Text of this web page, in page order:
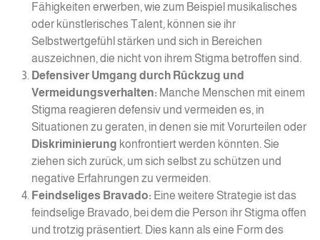
Fähigkeiten erwerben, wie zum Beispiel musikalisches
oder künstlerisches Talent, können sie ihr
Selbstwertgefühl stärken und sich in Bereichen
auszeichnen, die nicht von ihrem Stigma betroffen sind.
Defensiver Umgang durch Rückzug und
Vermeidungsverhalten: Manche Menschen mit einem
Stigma reagieren defensiv und vermeiden es, in
Situationen zu geraten, in denen sie mit Vorurteilen oder
Diskriminierung konfrontiert werden könnten. Sie
ziehen sich zurück, um sich selbst zu schützen und
negative Erfahrungen zu vermeiden.
Feindseliges Bravado: Eine weitere Strategie ist das
feindselige Bravado, bei dem die Person ihr Stigma offen
und trotzig präsentiert. Dies kann als eine Form des